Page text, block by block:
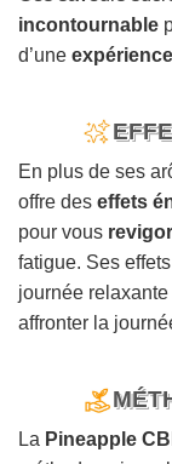
incontournable
d’une
En plus de ses
offre des effets
pour vous
fatigue. Ses
journée relaxante
affronter la
La Pineapple